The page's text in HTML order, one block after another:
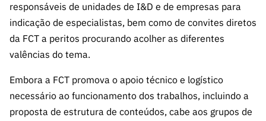
responsáveis de unidades de I&D e de empresas para
indicação de especialistas, bem como de convites diretos
da FCT a peritos procurando acolher as diferentes
valências do tema.
Embora a FCT promova o apoio técnico e logístico
necessário ao funcionamento dos trabalhos, incluindo a
proposta de estrutura de conteúdos, cabe aos grupos de